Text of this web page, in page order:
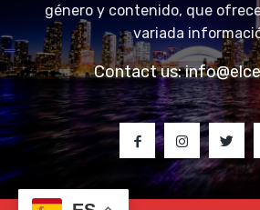
género y contenido, que
variada
Contact us: